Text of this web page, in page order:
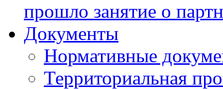
прошло занятие о
Документы
Нормативные
Территориальная